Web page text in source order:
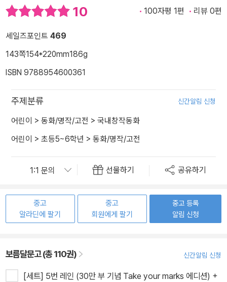
10 100자평 1편 리뷰 0편
세일즈포인트 469
143쪽154*220mm186g
ISBN 9788954600361
주제분류 신간알림 신청
어린이 > 동화/명작/고전 > 국내창작동화
어린이 > 초등5~6학년 > 동화/명작/고전
선물하기 공유하기
중고
알라딘에 팔기
중고
회원에게 팔기
중고 등록
알림 신청
보름달문고 (총 110권) 신간알림 신청
[세트] 5번 레인 (30만 부 기념 Take your marks 에디션) +